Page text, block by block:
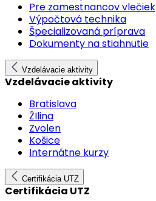
Pre zamestnancov vlečiek
Výpočtová technika
Špecializovaná príprava
Dokumenty na stiahnutie
Vzdelávacie aktivity
Vzdelávacie aktivity
Bratislava
ŽIlina
Zvolen
Košice
Internátne kurzy
Certifikácia UTZ
Certifikácia UTZ